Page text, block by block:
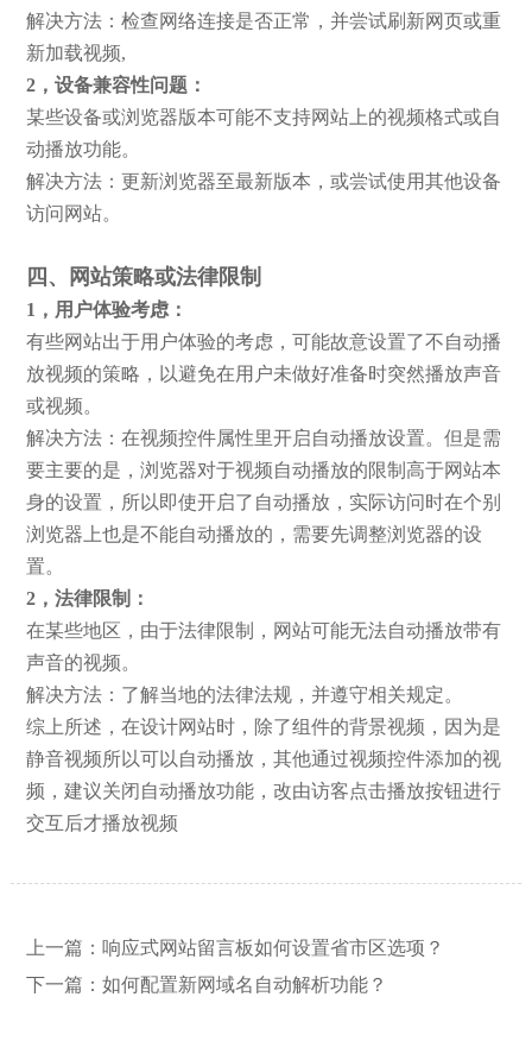
解决方法：检查网络连接是否正常，并尝试刷新网页或重
新加载视频,
2， 设备兼容性问题：
某些设备或浏览器版本可能不支持网站上的视频格式或自
动播放功能。
解决方法：更新浏览器至最新版本，或尝试使用其他设备
访问网站。
四、网站策略或法律限制
1，用户体验考虑：
有些网站出于用户体验的考虑，可能故意设置了不自动播
放视频的策略，以避免在用户未做好准备时突然播放声音
或视频。
解决方法：在视频控件属性里开启自动播放设置。但是需
要主要的是，浏览器对于视频自动播放的限制高于网站本
身的设置，所以即使开启了自动播放，实际访问时在个别
浏览器上也是不能自动播放的，需要先调整浏览器的设
置。
2， 法律限制：
在某些地区，由于法律限制，网站可能无法自动播放带有
声音的视频。
解决方法：了解当地的法律法规，并遵守相关规定。
综上所述，在设计网站时，除了组件的背景视频，因为是
静音视频所以可以自动播放，其他通过视频控件添加的视
频，建议关闭自动播放功能，改由访客点击播放按钮进行
交互后才播放视频
上一篇： 响应式网站留言板如何设置省市区选项？
下一篇： 如何配置新网域名自动解析功能？
【网站建设】网站的留言板如何绑定
邮件推送和微信推送？
2026/03/12
【外贸网站建设】使用独立域名和子
2023/12/07
【网站建设】客户管理后台账号设置